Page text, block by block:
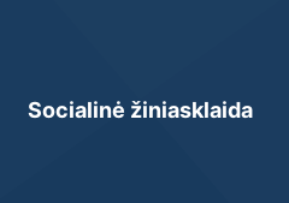
Socialinė žiniasklaida